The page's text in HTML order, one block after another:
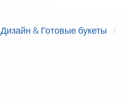
Дизайн & Готовые букеты